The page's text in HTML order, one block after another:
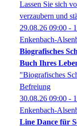
Lassen Sie sich
verzaubern und
29.08.26 09:00 -
Enkenbach-
Biografisches
Buch Ihres
"Biografisches
Befreiung
30.08.26 09:00 -
Enkenbach-
Line Dance für